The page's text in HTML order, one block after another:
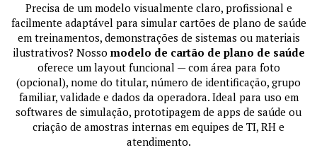
Precisa de um modelo visualmente claro, profissional e
facilmente adaptável para simular cartões de plano de saúde
em treinamentos, demonstrações de sistemas ou materiais
ilustrativos? Nosso modelo de cartão de plano de saúde
oferece um layout funcional — com área para foto
(opcional), nome do titular, número de identificação, grupo
familiar, validade e dados da operadora. Ideal para uso em
softwares de simulação, prototipagem de apps de saúde ou
criação de amostras internas em equipes de TI, RH e
atendimento.